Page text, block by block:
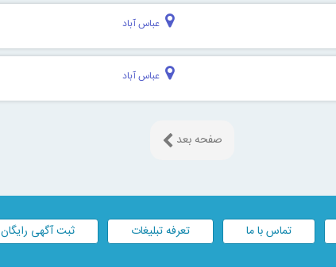
عباس آباد
عباس آباد
صفحه بعد
تماس با ما تعرفه تبلیغات ثبت آگهی رایگان